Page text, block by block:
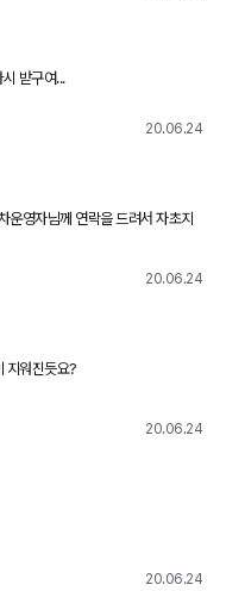
받구여...
20.06.24
되어 정말 다행이고 행복합니다^.
20.06.24
지워진듯요?
20.06.24
20.06.24